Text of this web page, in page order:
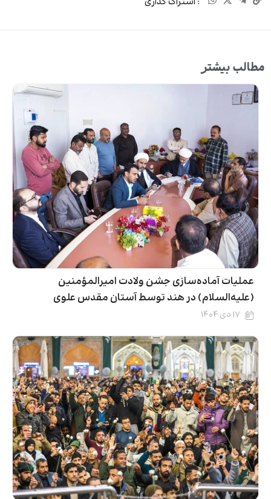
مطالب بیشتر
عملیات آماده‌سازی جشن ولادت امیرالمؤمنین
(علیه‌السلام) در هند توسط آستان مقدس علوی
۱۷ دی ۱۴۰۴